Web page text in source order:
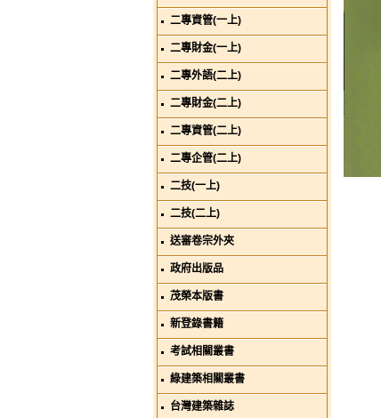
二專資管(一上)
二專財金(一上)
二專外語(二上)
二專財金(二上)
二專資管(二上)
二專企管(二上)
二技(一上)
二技(二上)
送審卷宗外夾
政府出版品
茂榮本版書
新登錄書籍
考試相關叢書
綠建築相關叢書
台灣建築雜誌